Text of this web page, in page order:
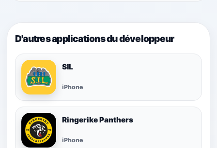
D'autres applications du développeur
SIL
iPhone
Ringerike Panthers
iPhone